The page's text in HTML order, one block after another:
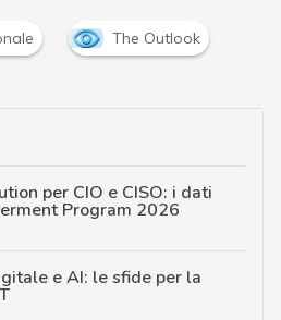
The Outlook
per CIO e CISO: i dati
Program 2026
e AI: le sfide per la